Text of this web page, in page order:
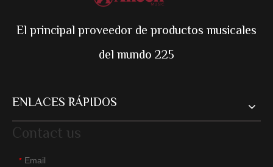
El principal proveedor de productos musicales
del mundo 225
ENLACES RÁPIDOS
Contact us
* Email